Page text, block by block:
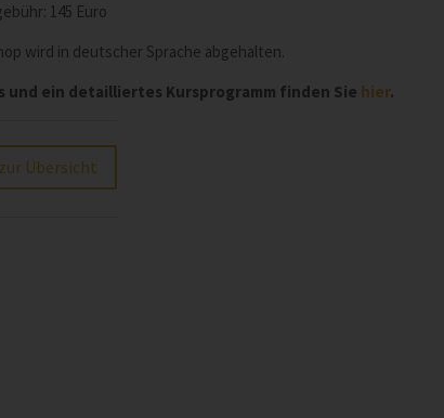
145 Euro
wird in deutscher Sprache abgehalten.
und ein detailliertes Kursprogramm finden Sie hier.
Übersicht